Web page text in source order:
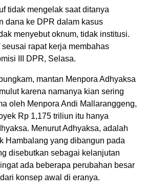
tidak mengelak saat ditanya
dana ke DPR dalam kasus
menyebut oknum, tidak institusi.
seusai rapat kerja membahas
III DPR, Selasa.
mantan Menpora Adhyaksa
karena namanya kian sering
oleh Menpora Andi Mallaranggeng,
Rp 1,175 triliun itu hanya
Menurut Adhyaksa, adalah
Hambalang yang dibangun pada
disebutkan sebagai kelanjutan
ada beberapa perubahan besar
konsep awal di eranya.